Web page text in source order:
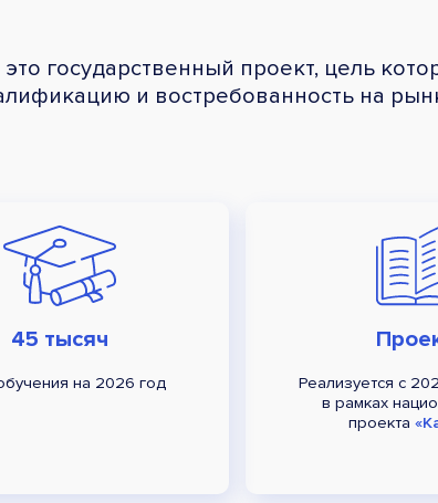
государственный проект, цель
и востребованность на
45 тысяч
на 2026 год
Реализуется с
в рамках
проекта